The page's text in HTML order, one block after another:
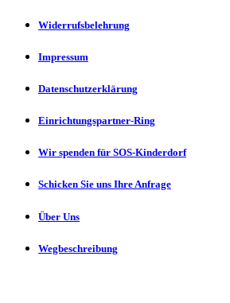
Widerrufsbelehrung
Impressum
Datenschutzerklärung
Einrichtungspartner-Ring
Wir spenden für SOS-Kinderdorf
Schicken Sie uns Ihre Anfrage
Über Uns
Wegbeschreibung